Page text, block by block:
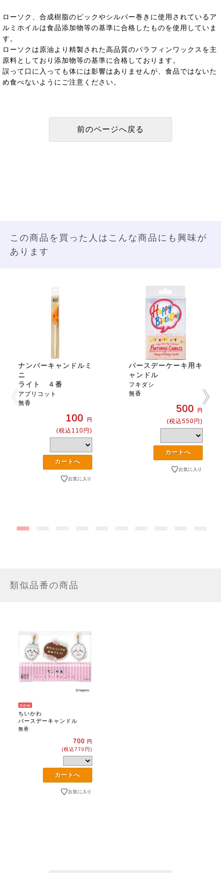
ローソク、合成樹脂のピックやシルバー巻きに使用されているア
ルミホイルは食品添加物等の基準に合格したものを使用していま
す。
ローソクは原油より精製された高品質のパラフィンワックスを主
原料としており添加物等の基準に合格しております。
誤って口に入っても体には影響はありませんが、食品ではないた
め食べないようにご注意ください。
この商品を買った人はこんな商品にも興味が
あります
ナンバーキャンドルミ
ニ
ライト ４番
アプリコット
無香
100 円
(税込110円)
バースデーケーキ用キ
ャンドル
フキダシ
無香
500 円
(税込550円)
類似品番の商品
new
ちいかわ
バースデーキャンドル
無香
700 円
(税込770円)